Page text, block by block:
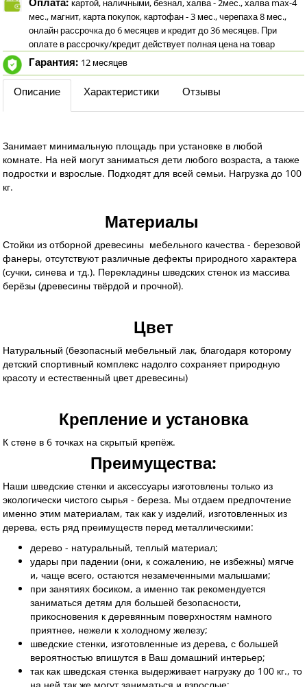
картой, наличными, безнал, халва - 2мес., халва max-4
мес., магнит, карта покупок, картофан - 3 мес., черепаха 8 мес.,
онлайн рассрочка до 6 месяцев и кредит до 36 месяцев. При
оплате в рассрочку/кредит действует полная цена на товар
Гарантия: 12 месяцев
Описание Характеристики Отзывы
Занимает минимальную площадь при установке в любой
комнате. На ней могут заниматься дети любого возраста, а также
подростки и взрослые. Подходят для всей семьи. Нагрузка до 100
кг.
Материалы
Стойки из отборной древесины мебельного качества - березовой
фанеры, отсутствуют различные дефекты природного характера
(сучки, синева и тд.). Перекладины шведских стенок из массива
берёзы (древесины твёрдой и прочной).
Цвет
Натуральный (безопасный мебельный лак, благодаря которому
детский спортивный комплекс надолго сохраняет природную
красоту и естественный цвет древесины)
Крепление и установка
К стене в 6 точках на скрытый крепёж.
Преимущества:
Наши шведские стенки и аксессуары изготовлены только из
экологически чистого сырья - береза. Мы отдаем предпочтение
именно этим материалам, так как у изделий, изготовленных из
дерева, есть ряд преимуществ перед металлическими:
дерево - натуральный, теплый материал;
удары при падении (они, к сожалению, не избежны) мягче
и, чаще всего, остаются незамеченными малышами;
при занятиях босиком, а именно так рекомендуется
заниматься детям для большей безопасности,
прикосновения к деревянным поверхностям намного
приятнее, нежели к холодному железу;
шведские стенки, изготовленные из дерева, с большей
вероятностью впишутся в Ваш домашний интерьер;
так как шведская стенка выдерживает нагрузку до 100 кг., то
на ней так же могут заниматься и взрослые;